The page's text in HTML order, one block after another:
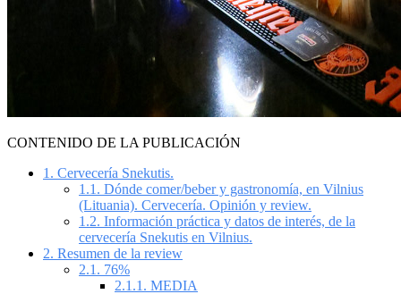
CONTENIDO DE LA PUBLICACIÓN
1. Cervecería Snekutis.
1.1. Dónde comer/beber y gastronomía, en Vilnius
(Lituania). Cervecería. Opinión y review.
1.2. Información práctica y datos de interés, de la
cervecería Snekutis en Vilnius.
2. Resumen de la review
2.1. 76%
2.1.1. MEDIA